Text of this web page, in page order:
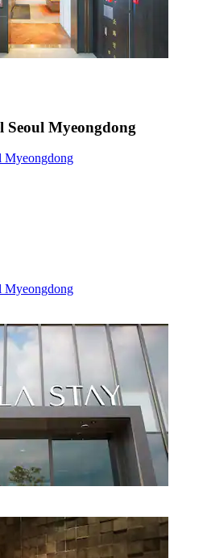
Seoul Myeongdong
Myeongdong
Myeongdong